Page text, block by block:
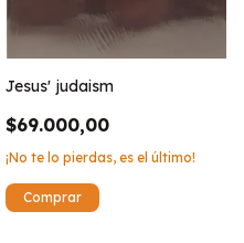
Jesus' judaism
$69.000,00
¡No te lo pierdas, es el último!